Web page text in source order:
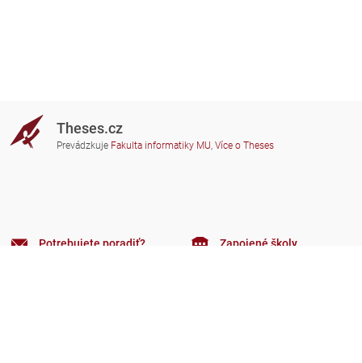
Theses.cz
Prevádzkuje Fakulta informatiky MU, Více o Theses
Potrebujete poradiť? Zapojené školy